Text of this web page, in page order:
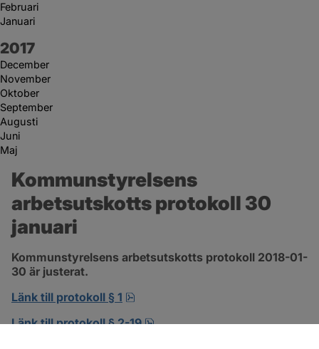
Februari
Januari
År:
2017
December
November
Oktober
September
Augusti
Juni
Maj
Kommunstyrelsens
arbetsutskotts protokoll 30
januari
Kommunstyrelsens arbetsutskotts protokoll 2018-01-
30 är justerat.
Länk till protokoll § 1
Länk till protokoll § 2-19
pdf, 302.8 kB, öppnas i nytt